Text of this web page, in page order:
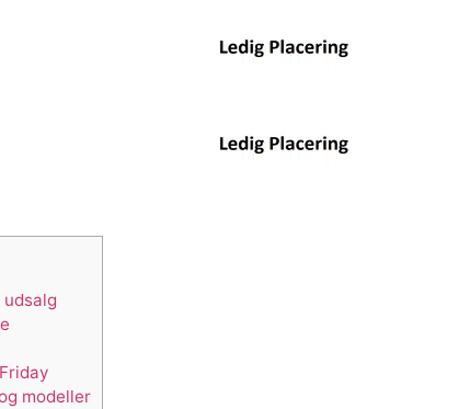
modeller